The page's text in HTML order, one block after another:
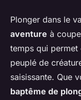
Plonger dans le
aventure à
temps qui
peuplé de
saisissante. Que
baptême de